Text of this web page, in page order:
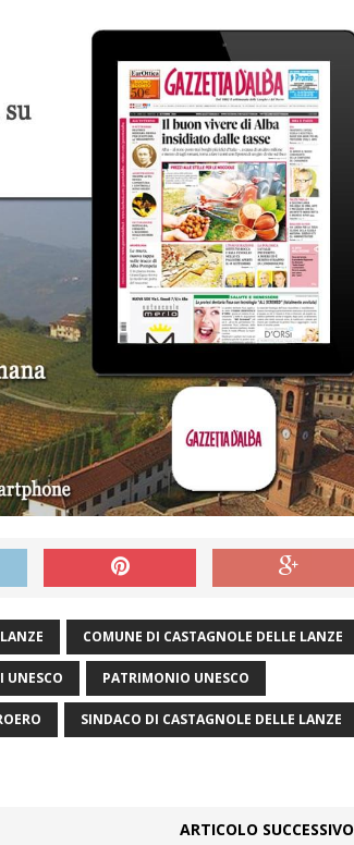
COMUNE DI CASTAGNOLE DELLE LANZE
UNESCO PATRIMONIO UNESCO
SINDACO DI CASTAGNOLE DELLE LANZE
ARTICOLO SUCCESSIVO